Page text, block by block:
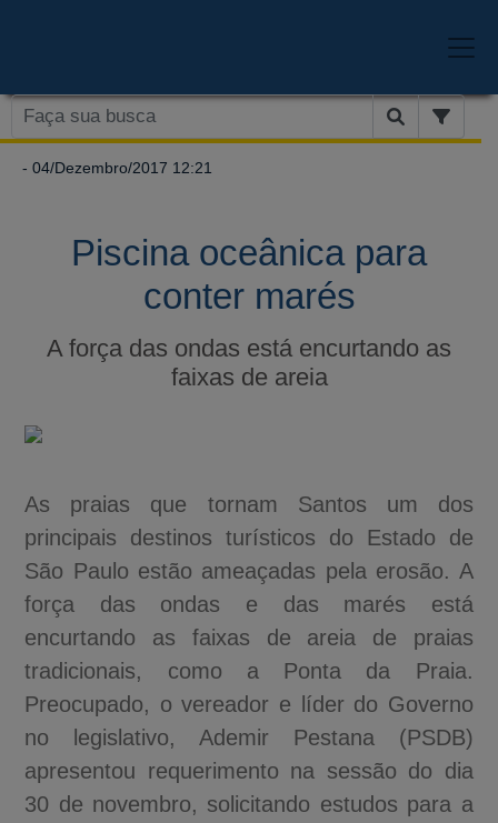
- 04/Dezembro/2017 12:21
Piscina oceânica para
conter marés
A força das ondas está encurtando as
faixas de areia
As praias que tornam Santos um dos
principais destinos turísticos do Estado de
São Paulo estão ameaçadas pela erosão. A
força das ondas e das marés está
encurtando as faixas de areia de praias
tradicionais, como a Ponta da Praia.
Preocupado, o vereador e líder do Governo
no legislativo, Ademir Pestana (PSDB)
apresentou requerimento na sessão do dia
30 de novembro, solicitando estudos para a